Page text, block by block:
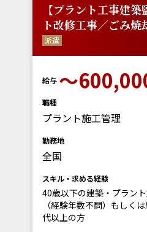
【プラント工事建
ト改修工事／ごみ焼
派遣
給与 ～
職種
プラント施工管理
勤務地
全国
スキル・求める経験
40歳以下の建築・プラン
（経験年数不問）もしく
代以上の方